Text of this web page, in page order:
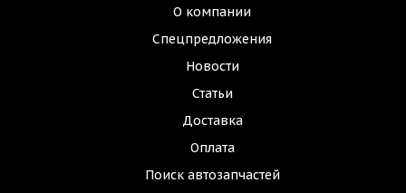
О компании
Спецпредложения
Новости
Статьи
Доставка
Оплата
Поиск автозапчастей